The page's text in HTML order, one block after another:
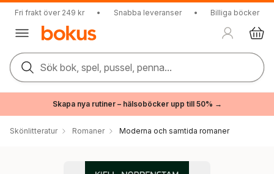
Fri frakt över 249 kr • Snabba leveranser • Billiga böcker
Sök bok, spel, pussel, penna...
Skapa nya rutiner – hälsoböcker upp till 50% →
Skönlitteratur Romaner Moderna och samtida romaner